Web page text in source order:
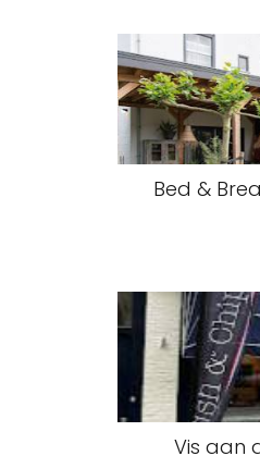
Bed &
Vis aan